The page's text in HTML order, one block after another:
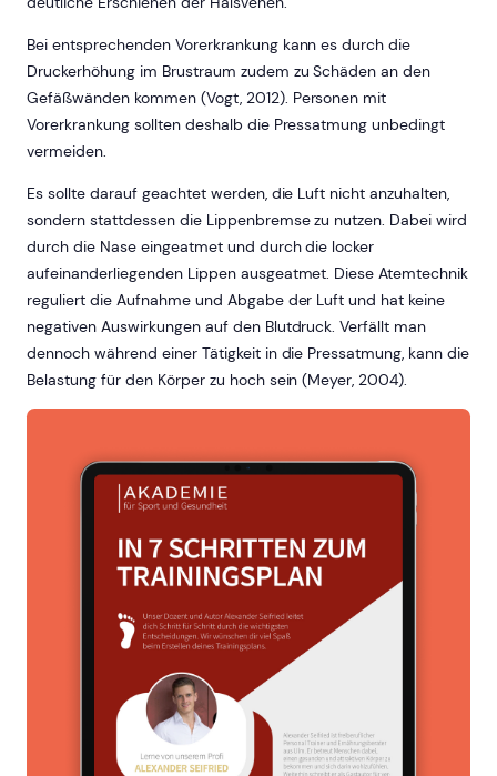
Bei entsprechenden Vorerkrankung kann es durch die
Druckerhöhung im Brustraum zudem zu Schäden an den
Gefäßwänden kommen (Vogt, 2012). Personen mit
Vorerkrankung sollten deshalb die Pressatmung unbedingt
vermeiden.
Es sollte darauf geachtet werden, die Luft nicht anzuhalten,
sondern stattdessen die Lippenbremse zu nutzen. Dabei wird
durch die Nase eingeatmet und durch die locker
aufeinanderliegenden Lippen ausgeatmet. Diese Atemtechnik
reguliert die Aufnahme und Abgabe der Luft und hat keine
negativen Auswirkungen auf den Blutdruck. Verfällt man
dennoch während einer Tätigkeit in die Pressatmung, kann die
Belastung für den Körper zu hoch sein (Meyer, 2004).